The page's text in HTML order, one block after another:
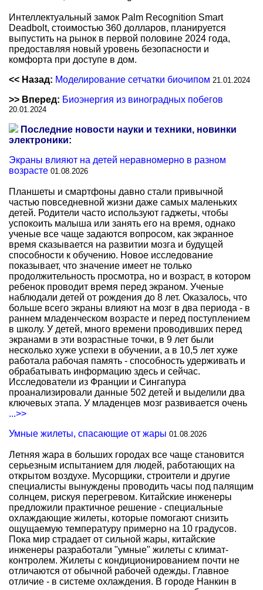
Интеллектуальный замок Palm Recognition Smart
Deadbolt, стоимостью 360 долларов, планируется
выпустить на рынок в первой половине 2024 года,
предоставляя новый уровень безопасности и
комфорта при доступе в дом.
<< Назад: Моделирование сетчатки биочипом 21.01.2024
>> Вперед: Биоэнергия из виноградных побегов
20.01.2024
Последние новости науки и техники, новинки
электроники:
Экраны влияют на детей неравномерно в разном
возрасте 01.08.2026
Планшеты и смартфоны давно стали привычной
частью повседневной жизни даже самых маленьких
детей. Родители часто используют гаджеты, чтобы
успокоить малыша или занять его на время, однако
ученые все чаще задаются вопросом, как экранное
время сказывается на развитии мозга и будущей
способности к обучению. Новое исследование
показывает, что значение имеет не только
продолжительность просмотра, но и возраст, в котором
ребенок проводит время перед экраном. Ученые
наблюдали детей от рождения до 8 лет. Оказалось, что
больше всего экраны влияют на мозг в два периода - в
раннем младенческом возрасте и перед поступлением
в школу. У детей, много времени проводивших перед
экранами в эти возрастные точки, в 9 лет были
несколько хуже успехи в обучении, а в 10,5 лет хуже
работала рабочая память - способность удерживать и
обрабатывать информацию здесь и сейчас.
Исследователи из Франции и Сингапура
проанализировали данные 502 детей и выделили два
ключевых этапа. У младенцев мозг развивается очень
...>>
Умные жилеты, спасающие от жары 01.08.2026
Летняя жара в больших городах все чаще становится
серьезным испытанием для людей, работающих на
открытом воздухе. Мусорщики, строители и другие
специалисты вынуждены проводить часы под палящим
солнцем, рискуя перегревом. Китайские инженеры
предложили практичное решение - специальные
охлаждающие жилеты, которые помогают снизить
ощущаемую температуру примерно на 10 градусов.
Пока мир страдает от сильной жары, китайские
инженеры разработали "умные" жилеты с климат-
контролем. Жилеты с кондиционированием почти не
отличаются от обычной рабочей одежды. Главное
отличие - в системе охлаждения. В городе Нанкин в